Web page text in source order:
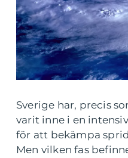
Sverige har, precis
varit inne i en
för att bekämpa
Men vilken fas